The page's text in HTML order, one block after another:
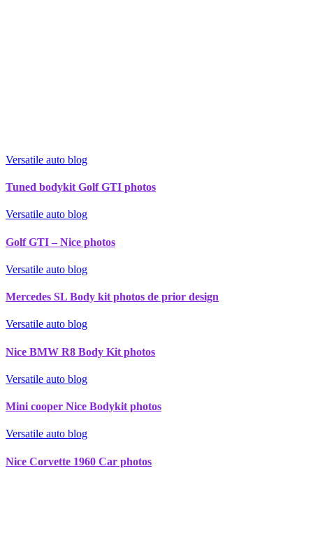
Versatile auto blog
Tuned bodykit Golf GTI photos
Versatile auto blog
Golf GTI – Nice photos
Versatile auto blog
Mercedes SL Body kit photos de prior design
Versatile auto blog
Nice BMW R8 Body Kit photos
Versatile auto blog
Mini cooper Nice Bodykit photos
Versatile auto blog
Nice Corvette 1960 Car photos